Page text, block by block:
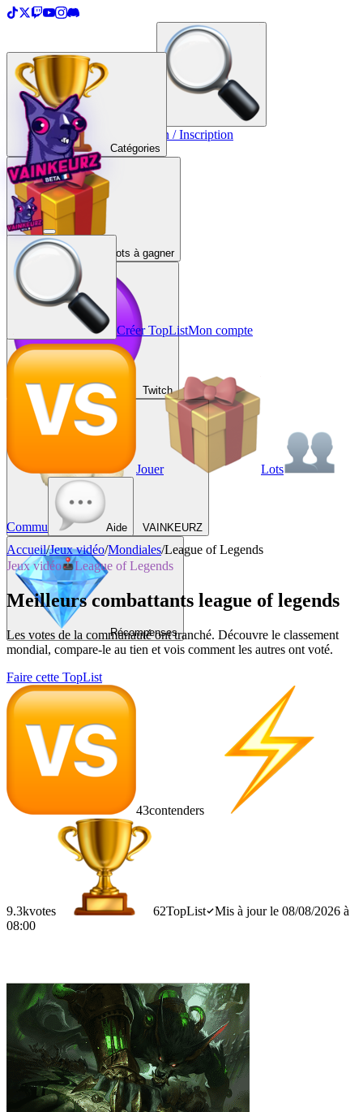
Créer une TopList Connexion / Inscription
Catégories
Lots à gagner
Twitch
VAINKEURZ
Récompenses
Créer TopListMon compte
Jouer Lots
Commu Aide
Accueil/Jeux vidéo/Mondiales/League of Legends
Jeux vidéo
League of Legends
Meilleurs combattants league of legends
Les votes de la communauté ont tranché. Découvre le classement
mondial, compare-le au tien et vois comment les autres ont voté.
Faire cette TopList
43contenders
9.3kvotes 62TopList
Mis à jour le 08/08/2026 à
08:00